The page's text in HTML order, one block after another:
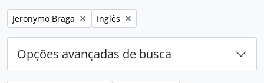
Remover filtro:
Jeronymo Braga Remover filtro:
Inglês
Opções avançadas de busca